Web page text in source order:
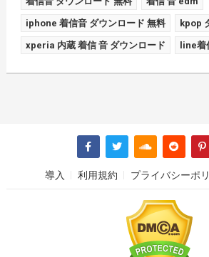
iphone 着信音 ダウンロード 無料 kpop
xperia 内蔵 着信 音 ダウンロード line着
導入 利用規約 プライバシーポ